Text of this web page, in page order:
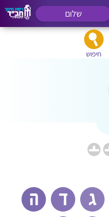
שלום
חיפוש